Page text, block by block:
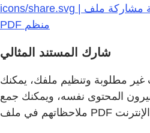
icons/share.svg | سهم يمثل مدى سهولة مشاركة ملف
PDF منظم
شارك المستند المثالي
مطلوبة وتنظيم ملفك، يمكنك
المحتوى نفسه، ويمكنك جمع